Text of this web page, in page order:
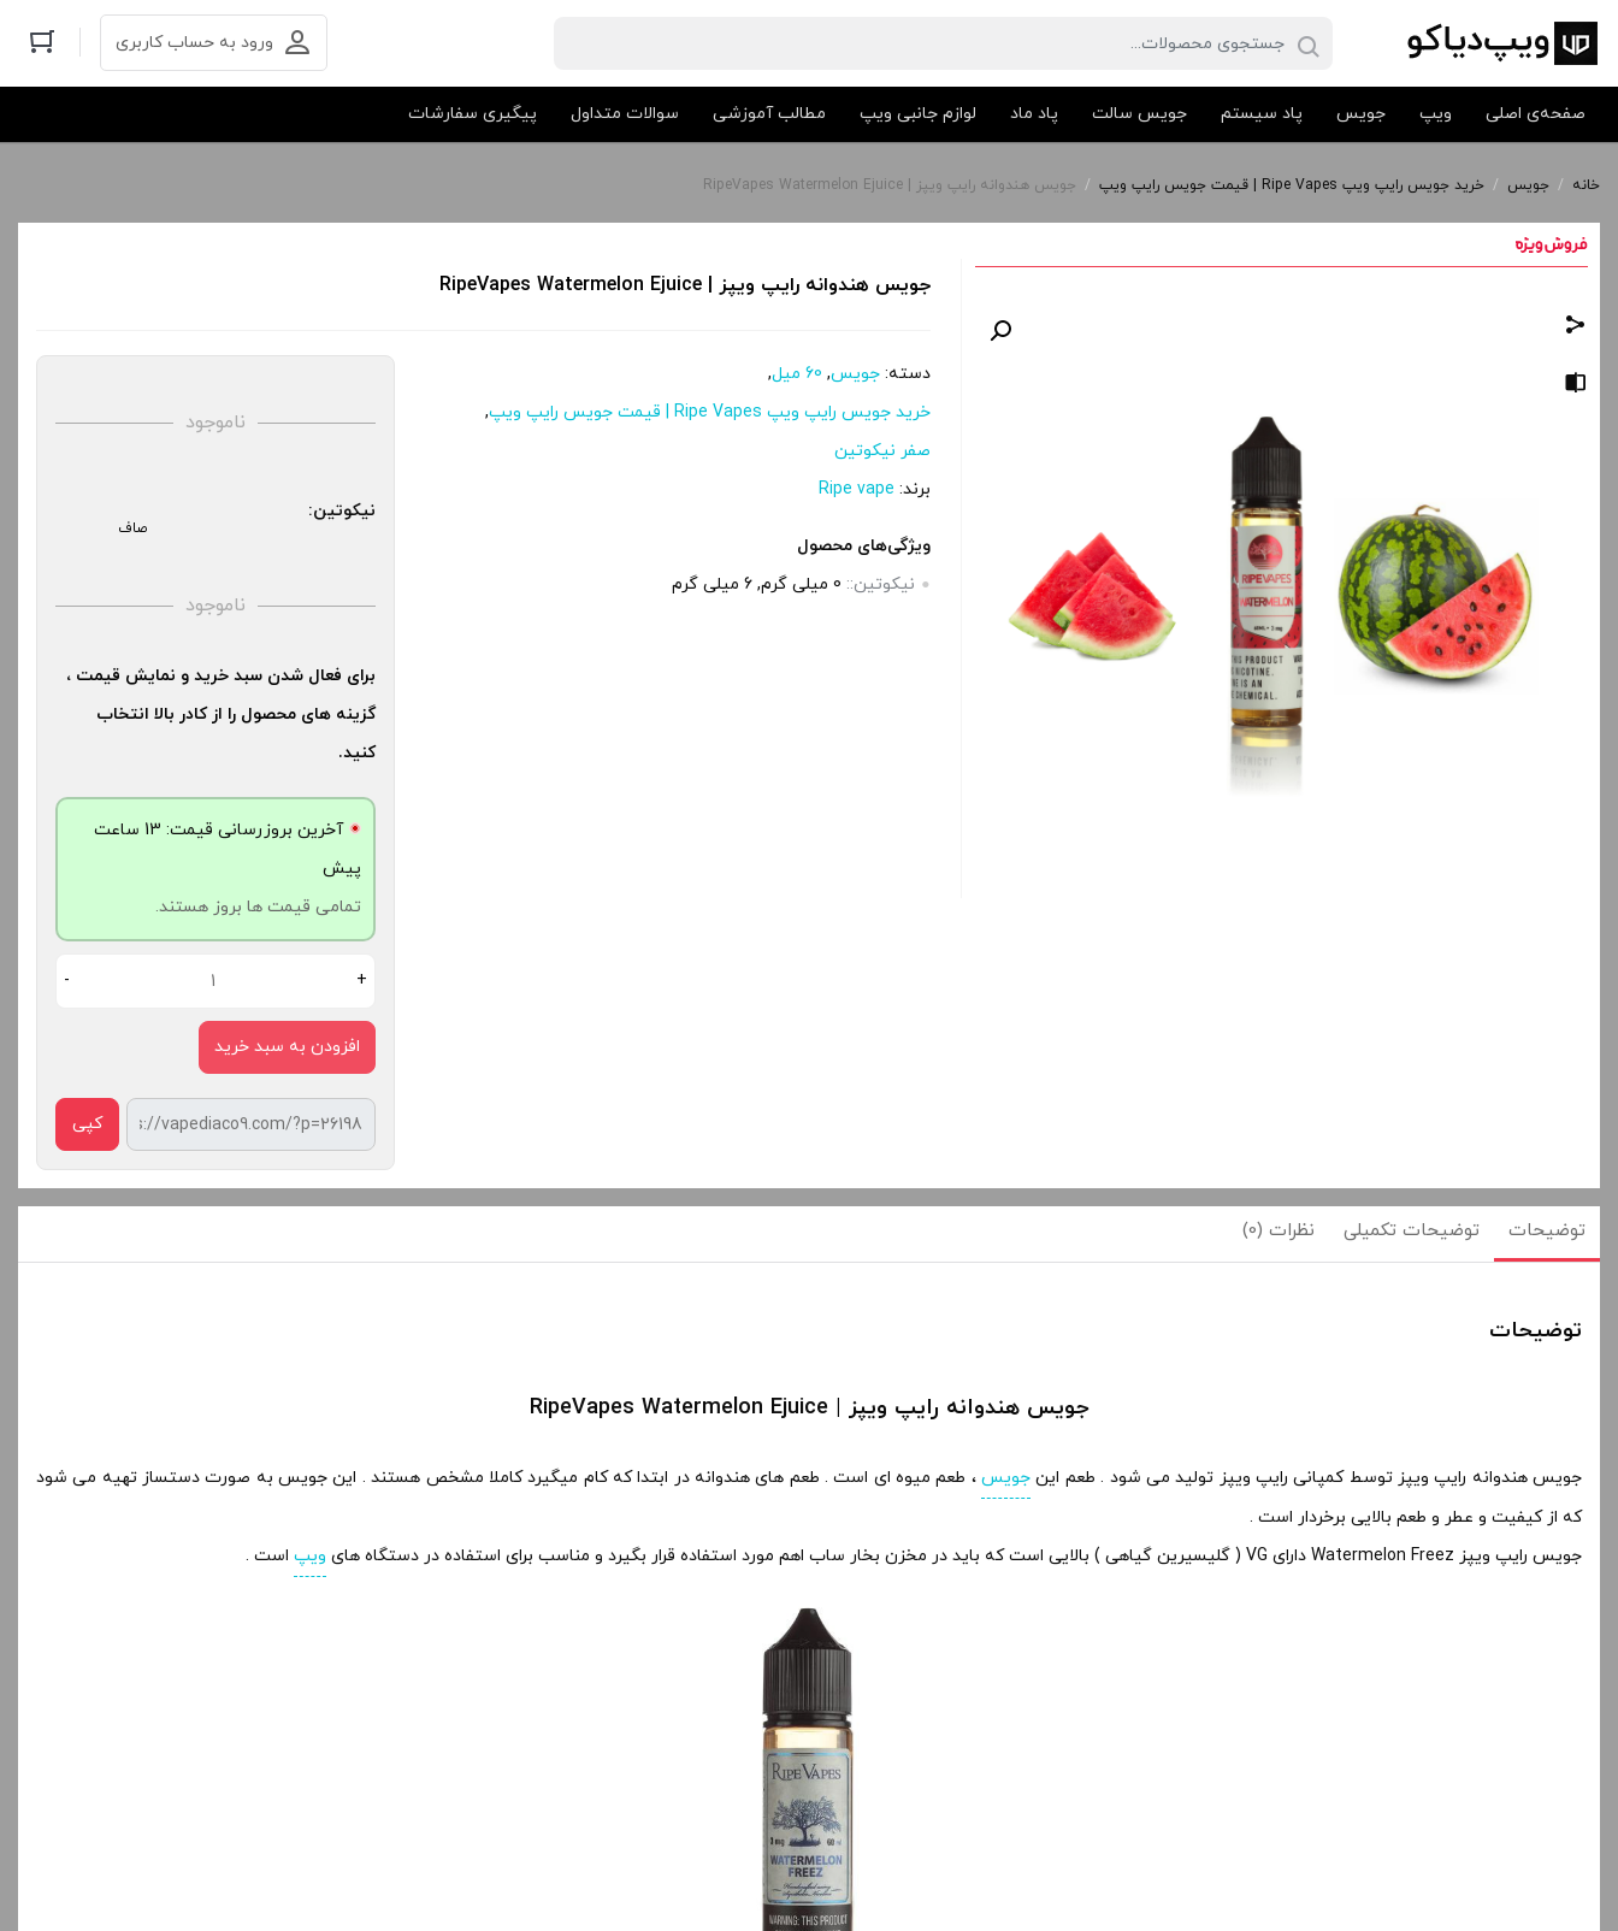
ورود به حساب کاربری
صفحه‌ی اصلی ویپ جویس پاد سیستم جویس سالت پاد ماد لوازم جانبی ویپ مطالب آموزشی سوالات متداول پیگیری سفارشات
خانه / جویس / خرید جویس رایپ ویپ Ripe Vapes | قیمت جویس رایپ ویپ / جویس هندوانه رایپ ویپز | RipeVapes Watermelon Ejuice
جویس هندوانه رایپ ویپز | RipeVapes Watermelon Ejuice
دسته:جویس, 60 میل
,
خرید جویس رایپ ویپ Ripe Vapes | قیمت جویس رایپ ویپ
,
صفر نیکوتین
برند: Ripe vape
ویژگی‌های محصول
نیکوتین:: 0 میلی گرم, 6 میلی گرم
ناموجود
نیکوتین:
صاف
ناموجود
برای فعال شدن سبد خرید و نمایش قیمت ،
گزینه های محصول را از کادر بالا انتخاب
کنید.
آخرین بروزرسانی قیمت: 13 ساعت
پیش
تمامی قیمت ها بروز هستند.
- +
افزودن به سبد خرید
کپی
توضیحات توضیحات تکمیلی نظرات (0)
توضیحات
جویس هندوانه رایپ ویپز | RipeVapes Watermelon Ejuice
جویس هندوانه رایپ ویپز توسط کمپانی رایپ ویپز تولید می شود . طعم این جویس، طعم میوه ای است . طعم های هندوانه در ابتدا که کام میگیرد کاملا مشخص هستند . این جویس به صورت دستساز تهیه می شود
که از کیفیت و عطر و طعم بالایی برخردار است .
جویس رایپ ویپز Watermelon Freez دارای VG ( گلیسیرین گیاهی ) بالایی است که باید در مخزن بخار ساب اهم مورد استفاده قرار بگیرد و مناسب برای استفاده در دستگاه های
ویپ است .